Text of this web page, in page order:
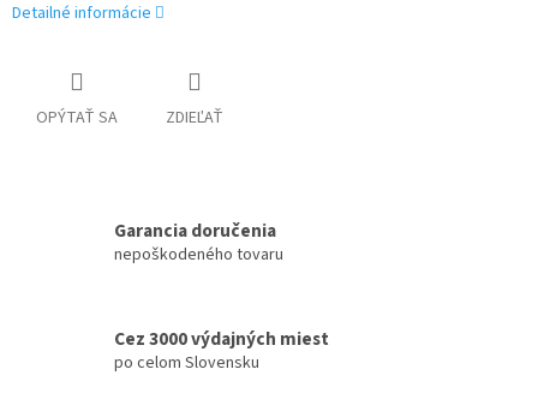
Detailné informácie
OPÝTAŤ SA ZDIEĽAŤ
Garancia doručenia
nepoškodeného tovaru
Cez 3000 výdajných miest
po celom Slovensku